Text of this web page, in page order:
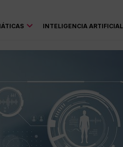
INTELIGENCIA ARTIFICIAL